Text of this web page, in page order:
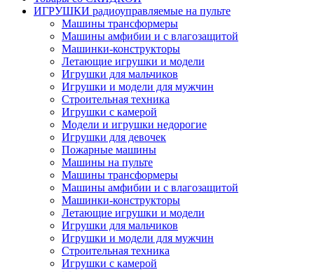
ИГРУШКИ радиоуправляемые на пульте
Машины трансформеры
Машины амфибии и с влагозащитой
Машинки-конструкторы
Летающие игрушки и модели
Игрушки для мальчиков
Игрушки и модели для мужчин
Строительная техника
Игрушки с камерой
Модели и игрушки недорогие
Игрушки для девочек
Пожарные машины
Машины на пульте
Машины трансформеры
Машины амфибии и с влагозащитой
Машинки-конструкторы
Летающие игрушки и модели
Игрушки для мальчиков
Игрушки и модели для мужчин
Строительная техника
Игрушки с камерой